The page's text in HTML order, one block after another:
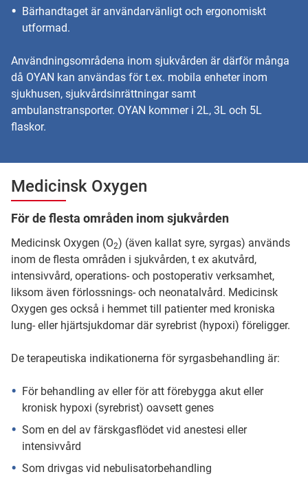
Bärhandtaget är användarvänligt och ergonomiskt
utformad.
Användningsområdena inom sjukvården är därför många
då OYAN kan användas för t.ex. mobila enheter inom
sjukhusen, sjukvårdsinrättningar samt
ambulanstransporter. OYAN kommer i 2L, 3L och 5L
flaskor.
Medicinsk Oxygen
För de flesta områden inom sjukvården
Medicinsk Oxygen (O2) (även kallat syre, syrgas) används
inom de flesta områden i sjukvården, t ex akutvård,
intensivvård, operations- och postoperativ verksamhet,
liksom även förlossnings- och neonatalvård. Medicinsk
Oxygen ges också i hemmet till patienter med kroniska
lung- eller hjärtsjukdomar där syrebrist (hypoxi) föreligger.
De terapeutiska indikationerna för syrgasbehandling är:
För behandling av eller för att förebygga akut eller
kronisk hypoxi (syrebrist) oavsett genes
Som en del av färskgasflödet vid anestesi eller
intensivvård
Som drivgas vid nebulisatorbehandling